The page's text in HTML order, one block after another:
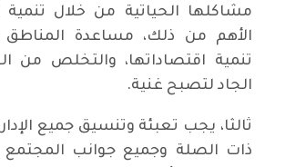
مشاكلها الحياتية من خلال تنمية
الأهم من ذلك، مساعدة المناطق
تنمية اقتصاداتها، والتخلص من
الجاد لتصبح غنية.
ثالثا، يجب تعبئة وتنسيق جميع
ذات الصلة وجميع جوانب